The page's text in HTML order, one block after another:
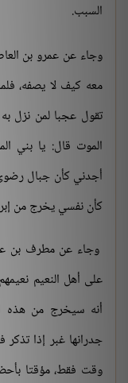
السبب.
وجاء عن عمرو بن
معه كيف لا يصفه،
تقول عجبا لمن نزل
الموت قال: يا بني
أجدني كأن جبال
كأن نفسي يخرج من
وجاء عن مطرف بن
على أهل النعيم
أنه سيخرج من هذه
جدرانها غبر إذا
وقت فقط، مؤقتا